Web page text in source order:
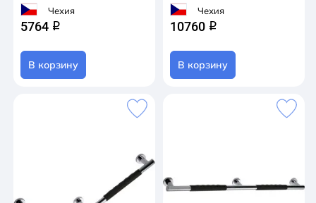
Чехия
5764 q
В корзину
Чехия
10760 q
В корзину